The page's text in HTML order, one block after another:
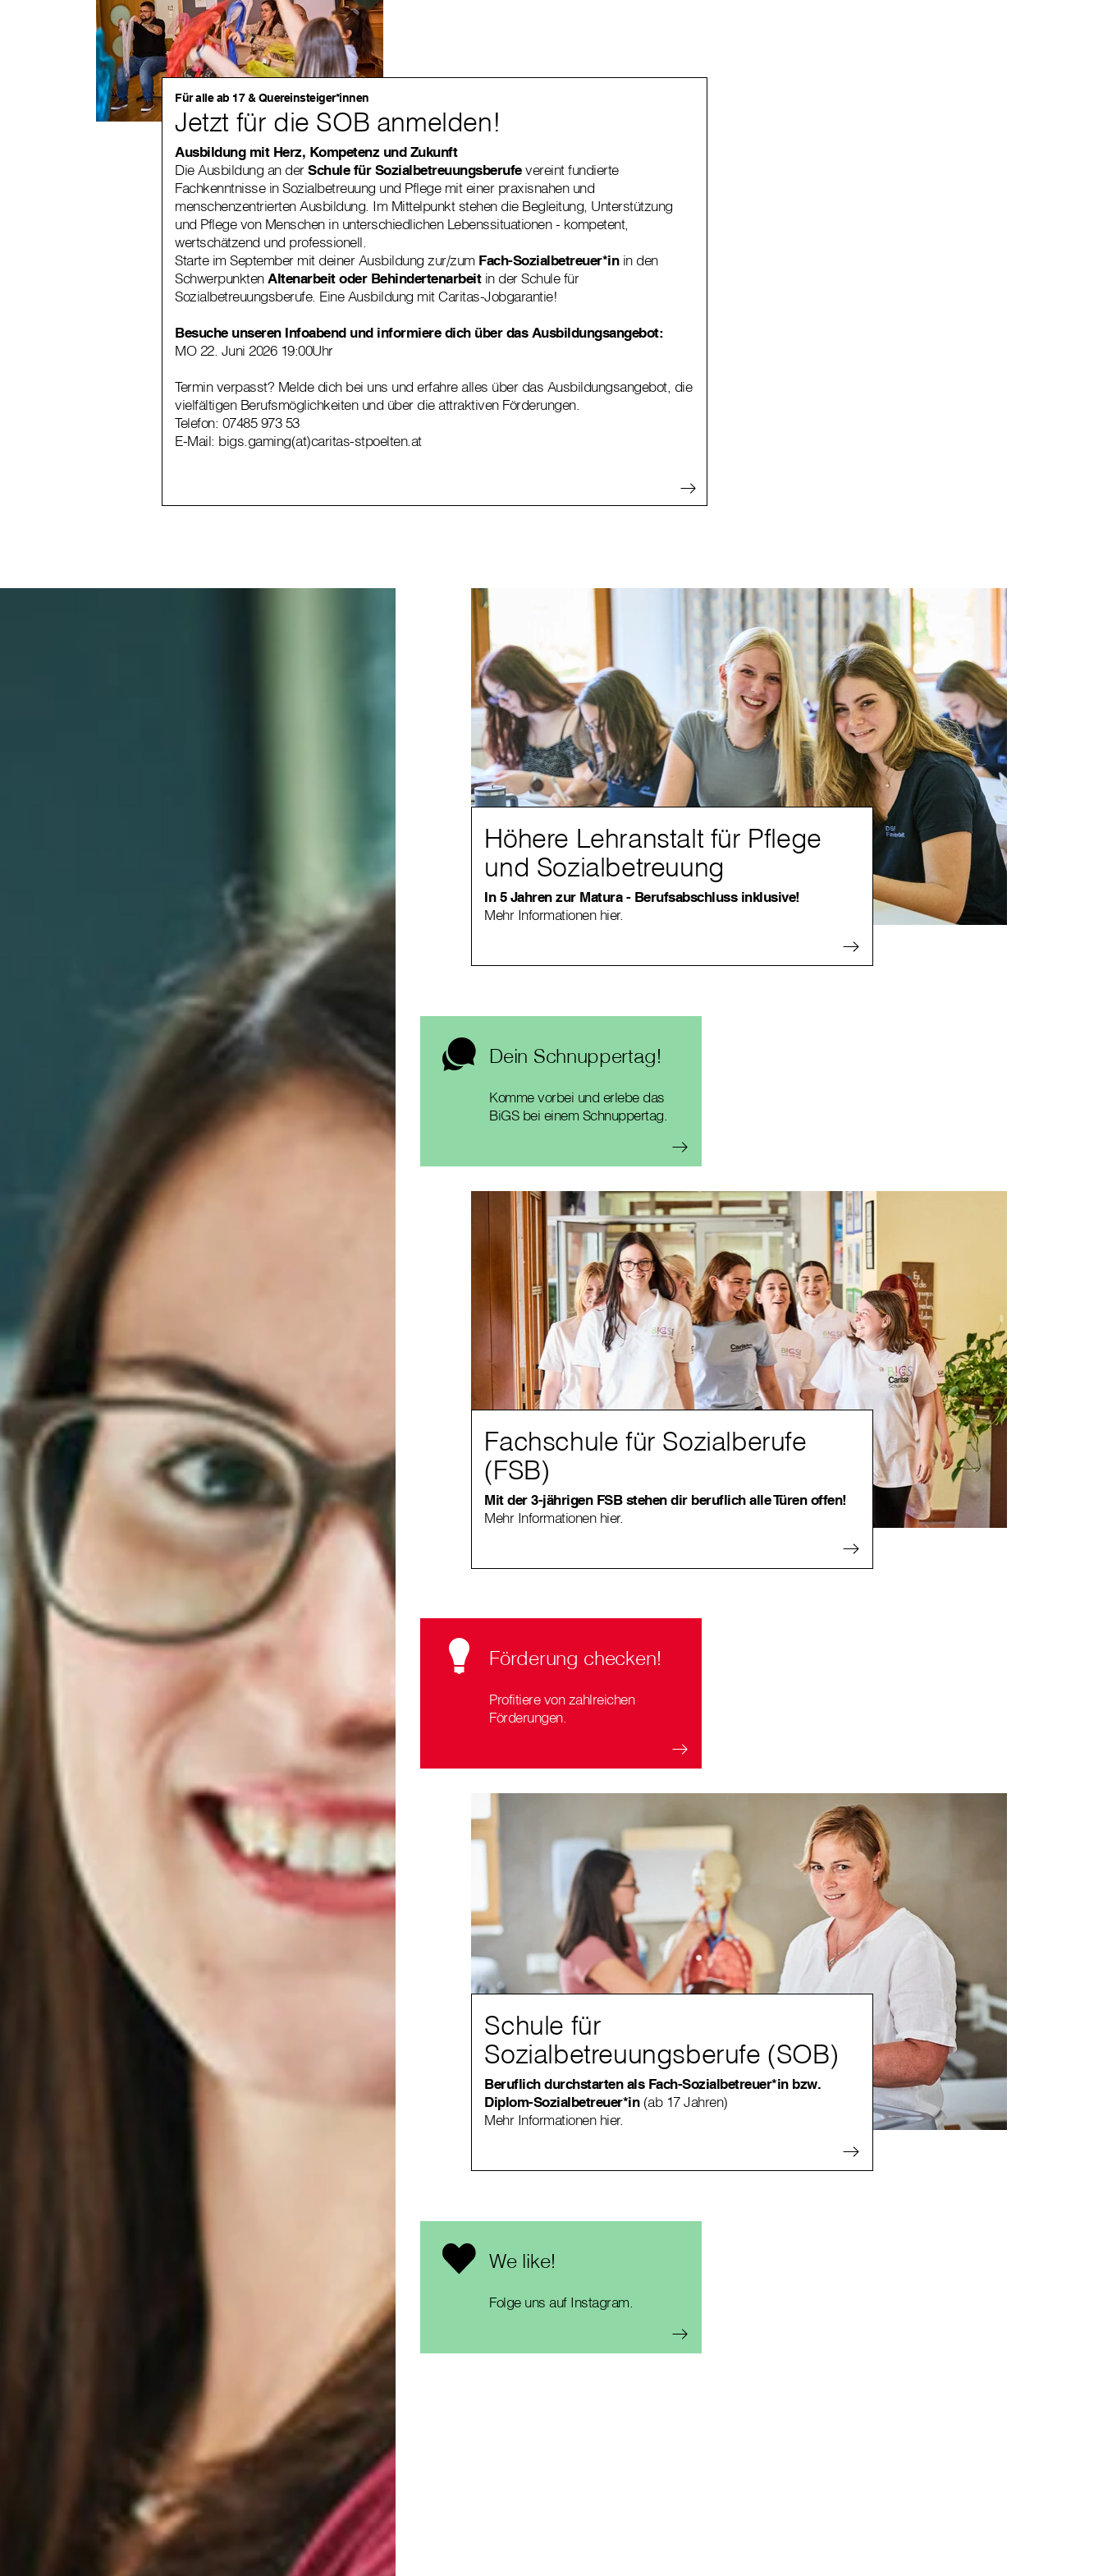
Für alle ab 17 & Quereinsteiger*innen
Jetzt für die SOB anmelden!
Ausbildung mit Herz, Kompetenz und Zukunft
Die Ausbildung an derSchule für Sozialbetreuungsberufevereint fundierte
Fachkenntnisse in Sozialbetreuung und Pflege mit einer praxisnahen und
menschenzentrierten Ausbildung. Im Mittelpunkt stehen die Begleitung, Unterstützung
und Pflege von Menschen in unterschiedlichen Lebenssituationen - kompetent,
wertschätzend und professionell.
Starte im September mit deiner Ausbildung zur/zum Fach-Sozialbetreuer*inin den
SchwerpunktenAltenarbeit oder Behindertenarbeitin der Schule für
Sozialbetreuungsberufe. Eine Ausbildung mit Caritas-Jobgarantie!
Besuche unseren Infoabend und informiere dich über das Ausbildungsangebot:
MO 22. Juni 2026 19:00Uhr
Termin verpasst? Melde dich bei uns und erfahre alles über das Ausbildungsangebot, die
vielfältigen Berufsmöglichkeiten und über die attraktiven Förderungen.
Telefon: 07485 973 53
E-Mail: bigs.gaming(at)caritas-stpoelten.at
Höhere Lehranstalt für Pflege
und Sozialbetreuung
In 5 Jahren zur Matura - Berufsabschluss inklusive!
Mehr Informationen hier.
Dein Schnuppertag!
Komme vorbei und erlebe das
BiGS bei einem Schnuppertag.
Fachschule für Sozialberufe
(FSB)
Mit der 3-jährigen FSB stehen dir beruflich alle Türen offen!
Mehr Informationen hier.
Förderung checken!
Profitiere von zahlreichen
Förderungen.
Schule für
Sozialbetreuungsberufe (SOB)
Beruflich durchstarten als Fach-Sozialbetreuer*in bzw.
Diplom-Sozialbetreuer*in(ab 17 Jahren)
Mehr Informationen hier.
We like!
Folge uns auf Instagram.